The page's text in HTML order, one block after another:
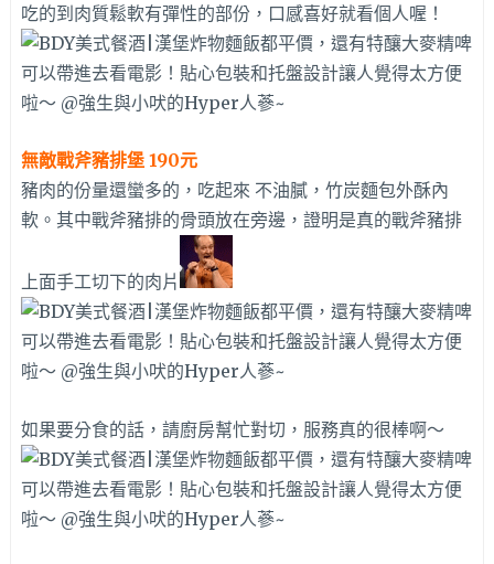
吃的到肉質鬆軟有彈性的部份，口感喜好就看個人喔！
無敵戰斧豬排堡 190元
豬肉的份量還蠻多的，吃起來 不油膩，竹炭麵包外酥內
軟。其中戰斧豬排的骨頭放在旁邊，證明是真的戰斧豬排
上面手工切下的肉片
如果要分食的話，請廚房幫忙對切，服務真的很棒啊～